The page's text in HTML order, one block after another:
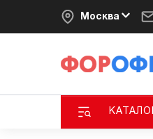
Москва
КАТАЛОГ